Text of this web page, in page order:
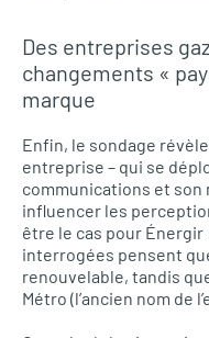
Des entreprises
changements «
marque
Enfin, le sondage
entreprise – qui se
communications et son
influencer les
être le cas pour
interrogées pensent
renouvelable, tandis
Métro (l’ancien nom de